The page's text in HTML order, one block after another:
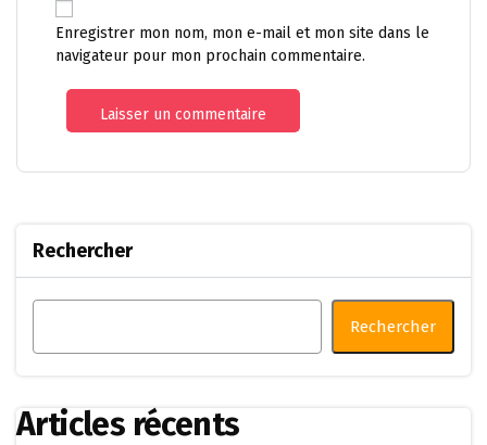
Enregistrer mon nom, mon e-mail et mon site dans le
navigateur pour mon prochain commentaire.
Rechercher
Rechercher
Articles récents